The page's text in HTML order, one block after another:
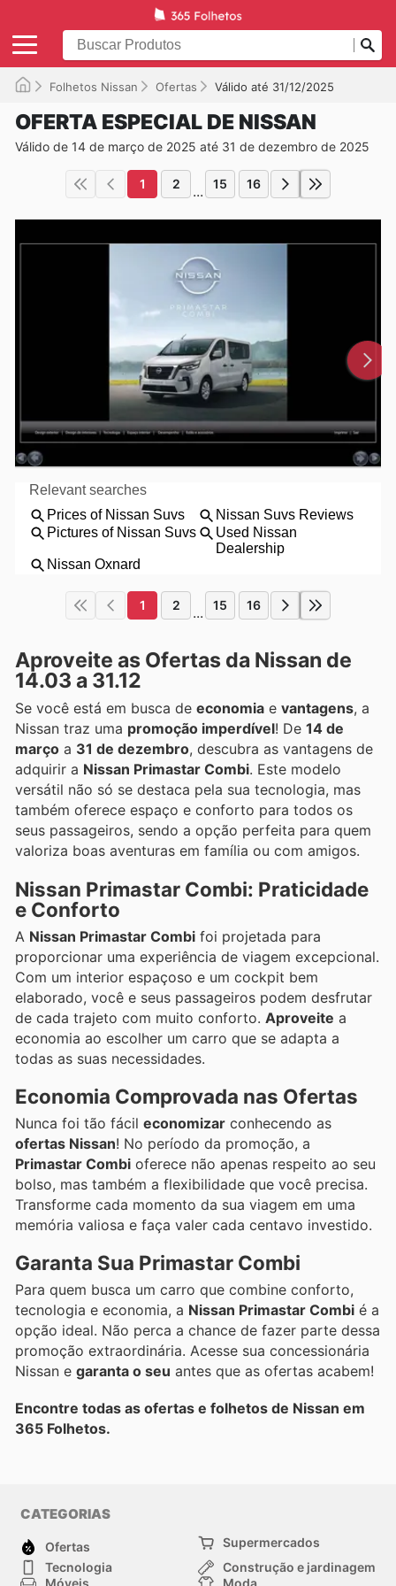
Folhetos Nissan Ofertas Válido até 31/12/2025
OFERTA ESPECIAL DE NISSAN
Válido de 14 de março de 2025 até 31 de dezembro de 2025
1 2 ... 15 16
1 2 ... 15 16
Aproveite as Ofertas da Nissan de
14.03 a 31.12
Se você está em busca de economia e vantagens, a
Nissan traz uma promoção imperdível! De 14 de
março a 31 de dezembro, descubra as vantagens de
adquirir a Nissan Primastar Combi. Este modelo
versátil não só se destaca pela sua tecnologia, mas
também oferece espaço e conforto para todos os
seus passageiros, sendo a opção perfeita para quem
valoriza boas aventuras em família ou com amigos.
Nissan Primastar Combi: Praticidade
e Conforto
A Nissan Primastar Combi foi projetada para
proporcionar uma experiência de viagem excepcional.
Com um interior espaçoso e um cockpit bem
elaborado, você e seus passageiros podem desfrutar
de cada trajeto com muito conforto. Aproveite a
economia ao escolher um carro que se adapta a
todas as suas necessidades.
Economia Comprovada nas Ofertas
Nunca foi tão fácil economizar conhecendo as
ofertas Nissan! No período da promoção, a
Primastar Combi oferece não apenas respeito ao seu
bolso, mas também a flexibilidade que você precisa.
Transforme cada momento da sua viagem em uma
memória valiosa e faça valer cada centavo investido.
Garanta Sua Primastar Combi
Para quem busca um carro que combine conforto,
tecnologia e economia, a Nissan Primastar Combi é a
opção ideal. Não perca a chance de fazer parte dessa
promoção extraordinária. Acesse sua concessionária
Nissan e garanta o seu antes que as ofertas acabem!
Encontre todas as ofertas e folhetos de Nissan em
365 Folhetos.
CATEGORIAS
Ofertas
Supermercados
Tecnologia
Construção e jardinagem